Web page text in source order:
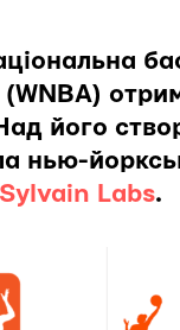
(WNBA)
його
нью-
Sylvain Labs.